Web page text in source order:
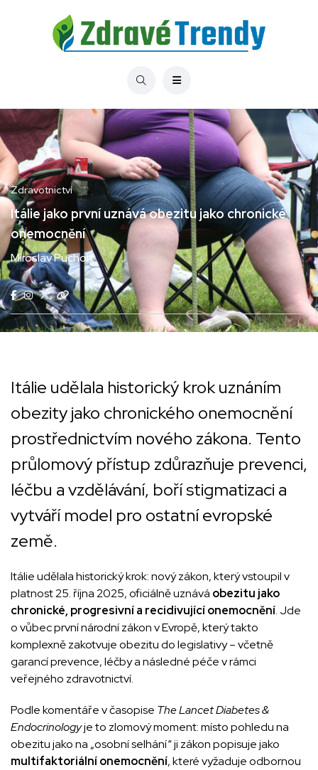
Zdravotnictví
Itálie jako první uznává obezitu jako chronické
onemocnění
Miroslav Pucholt
Itálie udělala historický krok uznáním
obezity jako chronického onemocnění
prostřednictvím nového zákona. Tento
průlomový přístup zdůrazňuje prevenci,
léčbu a vzdělávání, boří stigmatizaci a
vytváří model pro ostatní evropské
země.
Itálie udělala historický krok: nový zákon, který vstoupil v
platnost 25. října 2025, oficiálně uznává obezitu jako
chronické, progresivní a recidivující onemocnění. Jde
o vůbec první národní zákon v Evropě, který takto
komplexně zakotvuje obezitu do legislativy – včetně
garancí prevence, léčby a následné péče v rámci
veřejného zdravotnictví.
Podle komentáře v časopise The Lancet Diabetes &
Endocrinologyje to zlomový moment: místo pohledu na
obezitu jako na „osobní selhání“ ji zákon popisuje jako
multifaktoriální onemocnění, které vyžaduje odbornou